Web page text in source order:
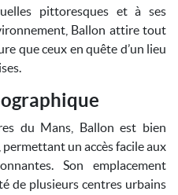
pittoresques et à ses
Ballon attire tout
que ceux en quête d’un lieu
du Mans, Ballon est bien
un accès facile aux
Son emplacement
de plusieurs centres urbains